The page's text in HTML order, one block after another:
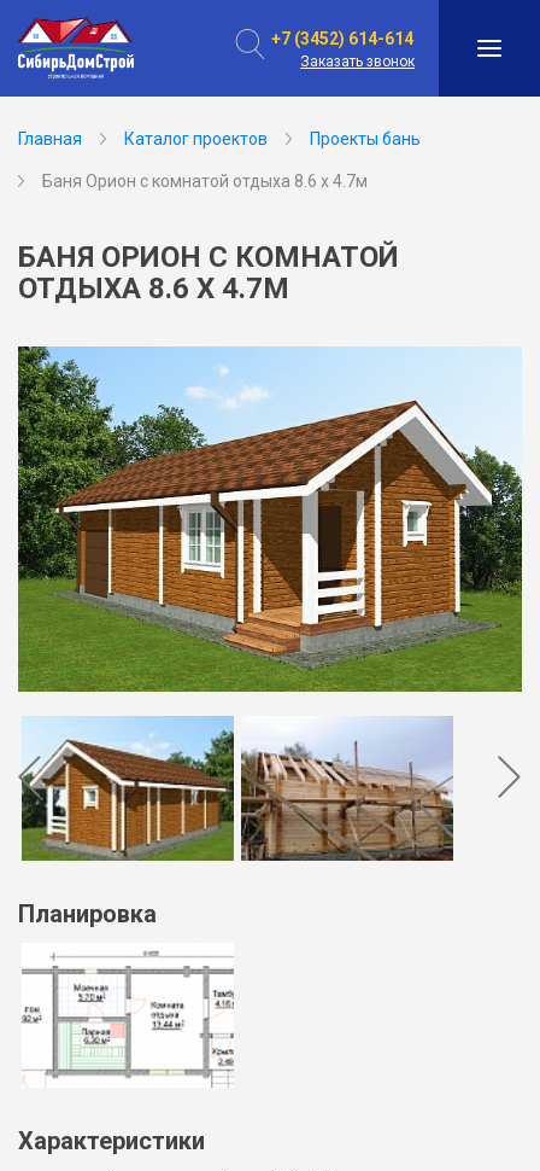
+7 (3452) 614-614
Заказать звонок
Главная Каталог проектов Проекты бань
Баня Орион с комнатой отдыха 8.6 х 4.7м
БАНЯ ОРИОН С КОМНАТОЙ
ОТДЫХА 8.6 Х 4.7М
Планировка
Характеристики